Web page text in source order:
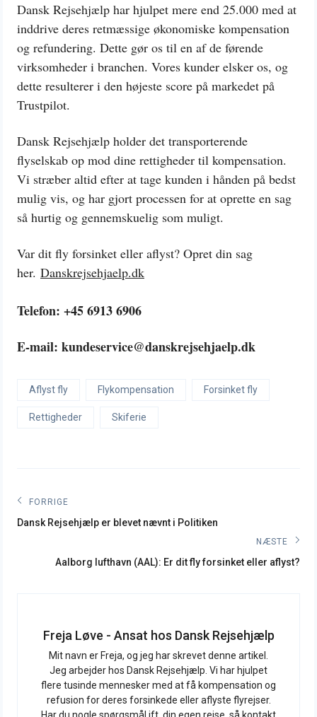
Dansk Rejsehjælp har hjulpet mere end 25.000 med at
inddrive deres retmæssige økonomiske kompensation
og refundering. Dette gør os til en af de førende
virksomheder i branchen. Vores kunder elsker os, og
dette resulterer i den højeste score på markedet på
Trustpilot.
Dansk Rejsehjælp holder det transporterende
flyselskab op mod dine rettigheder til kompensation.
Vi stræber altid efter at tage kunden i hånden på bedst
mulig vis, og har gjort processen for at oprette en sag
så hurtig og gennemskuelig som muligt.
Var dit fly forsinket eller aflyst? Opret din sag
her. Danskrejsehjaelp.dk
Telefon: +45 6913 6906
E-mail: kundeservice@danskrejsehjaelp.dk
Aflyst fly Flykompensation Forsinket fly
Rettigheder Skiferie
Indlægsnavigation
FORRIGE
Forrige
Dansk Rejsehjælp er blevet nævnt i Politiken
NÆSTE
Næste
Aalborg lufthavn (AAL): Er dit fly forsinket eller aflyst?
Freja Løve - Ansat hos Dansk Rejsehjælp
Mit navn er Freja, og jeg har skrevet denne artikel.
Jeg arbejder hos Dansk Rejsehjælp. Vi har hjulpet
flere tusinde mennesker med at få kompensation og
refusion for deres forsinkede eller aflyste flyrejser.